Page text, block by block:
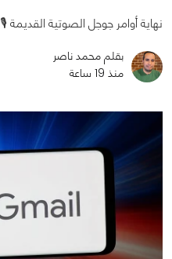
نهاية أوامر جوجل الصوتية القديمة 🎙️
بقلم محمد ناصر
منذ 19 ساعة